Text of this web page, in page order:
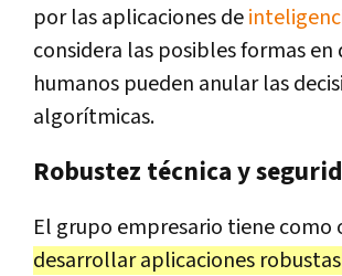
por las aplicaciones de
considera las posibles formas en
humanos pueden anular las
algorítmicas.
Robustez técnica y
El grupo empresario tiene como
desarrollar aplicaciones